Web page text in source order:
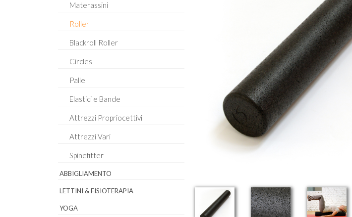
Materassini
Roller
Blackroll Roller
Circles
Palle
Elastici e Bande
Attrezzi Propriocettivi
Attrezzi Vari
Spinefitter
ABBIGLIAMENTO
LETTINI & FISIOTERAPIA
YOGA